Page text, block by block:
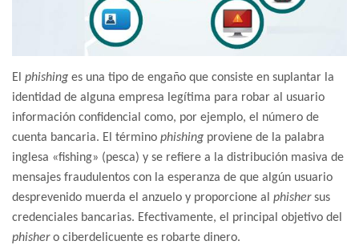
El phishing es una tipo de engaño que consiste en suplantar la
identidad de alguna empresa legítima para robar al usuario
información confidencial como, por ejemplo, el número de
cuenta bancaria. El término phishing proviene de la palabra
inglesa «fishing» (pesca) y se refiere a la distribución masiva de
mensajes fraudulentos con la esperanza de que algún usuario
desprevenido muerda el anzuelo y proporcione al phishersus
credenciales bancarias. Efectivamente, el principal objetivo del
phishero ciberdelicuente es robarte dinero.